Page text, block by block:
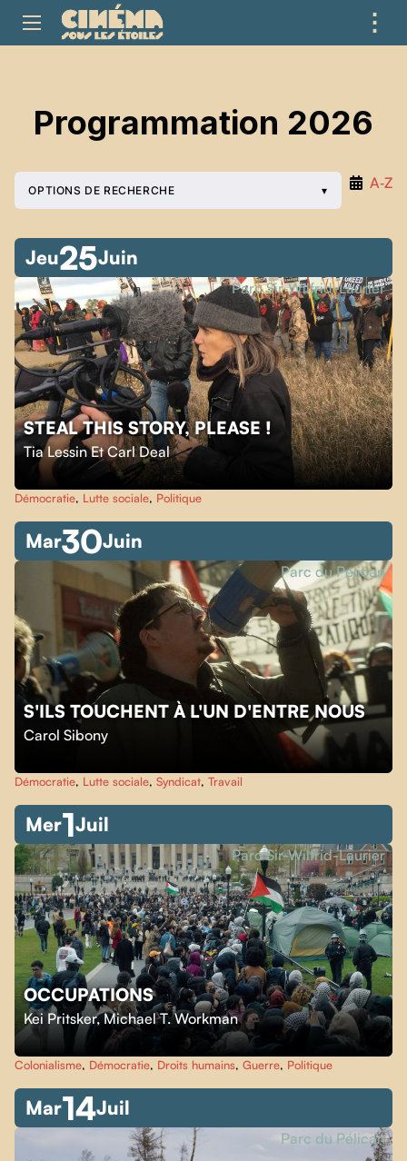
⋮
Programmation 2026
A‑Z
OPTIONS DE RECHERCHE
Jeu25Juin
STEAL THIS STORY, PLEASE !
Tia Lessin Et Carl Deal
Parc Sir-Wilfrid-Laurier
Démocratie, Lutte sociale, Politique
Mar30Juin
S'ILS TOUCHENT À L'UN D'ENTRE NOUS
Carol Sibony
Parc du Pélican
Démocratie, Lutte sociale, Syndicat, Travail
Mer1Juil
OCCUPATIONS
Kei Pritsker,Michael T. Workman
Parc Sir-Wilfrid-Laurier
Colonialisme, Démocratie, Droits humains, Guerre, Politique
Mar14Juil
Parc du Pélican